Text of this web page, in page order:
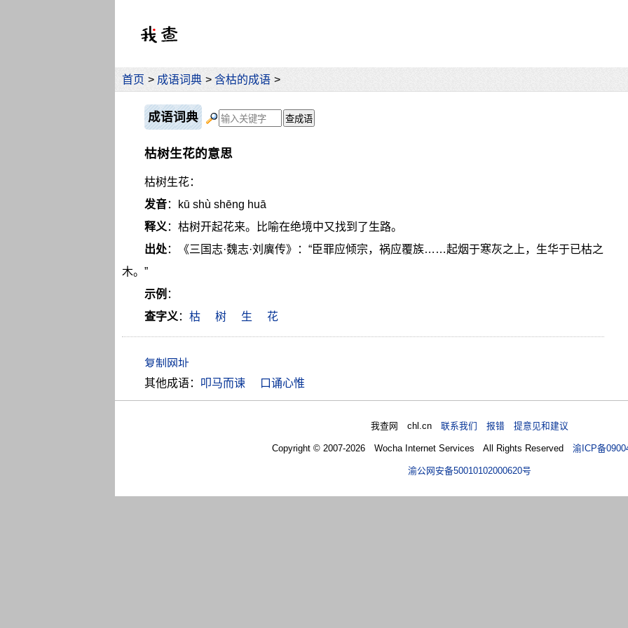
首页 > 成语词典 > 含枯的成语 >
成语词典
枯树生花的意思
枯树生花：
发音：kū shù shēng huā
释义：枯树开起花来。比喻在绝境中又找到了生路。
出处：《三国志·魏志·刘廙传》：“臣罪应倾宗，祸应覆族……起烟于寒灰之上，生华于已枯之
木。”
示例 ：
查字义： 枯 树 生 花
其他成语： 叩马而谏 口诵心惟
我查网 chl.cn联系我们 报错 提意见和建议
Copyright © 2007-2026 Wocha Internet Services All Rights Reserved渝ICP备
渝公网安备50010102000620号